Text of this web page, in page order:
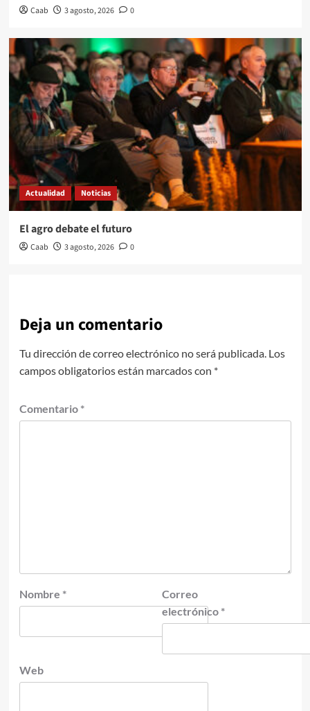
Caab 3 agosto, 2026 0
Actualidad Noticias
El agro debate el futuro
Caab 3 agosto, 2026 0
Deja un comentario
Tu dirección de correo electrónico no será publicada. Los
campos obligatorios están marcados con *
Comentario *
Nombre *
Correo
electrónico *
Web